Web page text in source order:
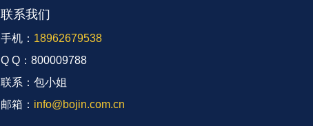
联系我们
手机： 18962679538
Q Q：800009788
联系：包小姐
邮箱： info@bojin.com.cn